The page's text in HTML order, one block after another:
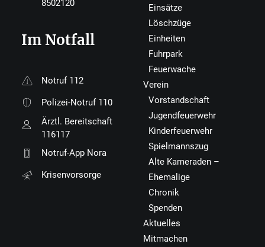
8502120
Im Notfall
Notruf 112
Polizei-Notruf 110
Ärztl. Bereitschaft
116117
Notruf-App Nora
Krisenvorsorge
Einsätze
Löschzüge
Einheiten
Fuhrpark
Feuerwache
Verein
Vorstandschaft
Jugendfeuerwehr
Kinderfeuerwehr
Spielmannszug
Alte Kameraden –
Ehemalige
Chronik
Spenden
Aktuelles
Mitmachen